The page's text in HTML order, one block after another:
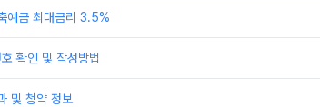
예금 최대금리 3.5%
확인 및 작성방법
및 청약 정보